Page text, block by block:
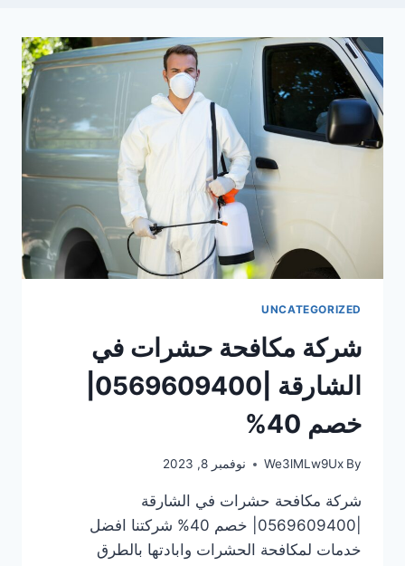
UNCATEGORIZED
شركة مكافحة حشرات في
خصم 40%
By
We3lMLw9Ux نوفمبر 8, 2023
شركة مكافحة حشرات في الشارقة
|0569609400| خصم 40% شركتنا افضل
خدمات لمكافحة الحشرات وابادتها بالطرق